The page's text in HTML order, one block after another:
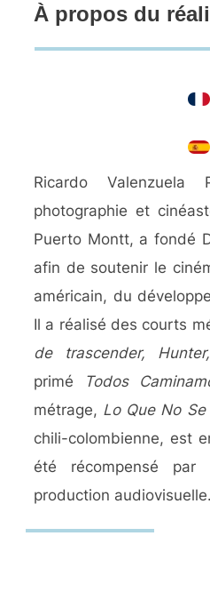
À propos du
Ricardo Valenzuela
photographie et
Puerto Montt, a fondé
afin de soutenir le
américain, du
Il a réalisé des courts
de trascender,
primé
Todos
métrage, Lo Que No Se
chili-colombienne, est
été récompensé
production audiovisuelle.